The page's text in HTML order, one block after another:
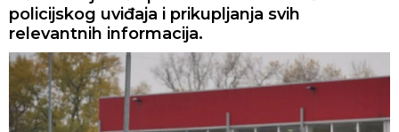
policijskog uviđaja i prikupljanja svih
relevantnih informacija.